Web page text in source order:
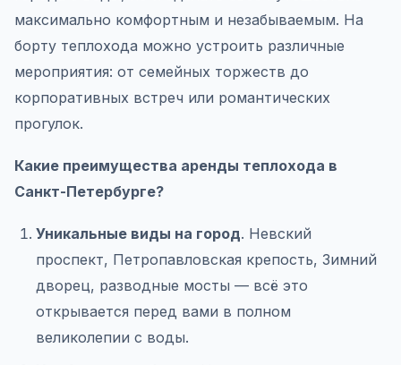
максимально комфортным и незабываемым. На
борту теплохода можно устроить различные
мероприятия: от семейных торжеств до
корпоративных встреч или романтических
прогулок.
Какие преимущества аренды теплохода в
Санкт-Петербурге?
Уникальные виды на город. Невский
проспект, Петропавловская крепость, Зимний
дворец, разводные мосты — всё это
открывается перед вами в полном
великолепии с воды.